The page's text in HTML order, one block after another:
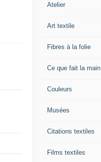
Atelier
Art textile
Fibres à la folie
Ce que fait la main
Couleurs
Musées
Citations textiles
Films textiles